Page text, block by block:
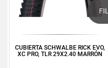
CUBIERTA SCHWALBE RICK EVO,
XC PRO, TLR 29X2.40 MARRÓN